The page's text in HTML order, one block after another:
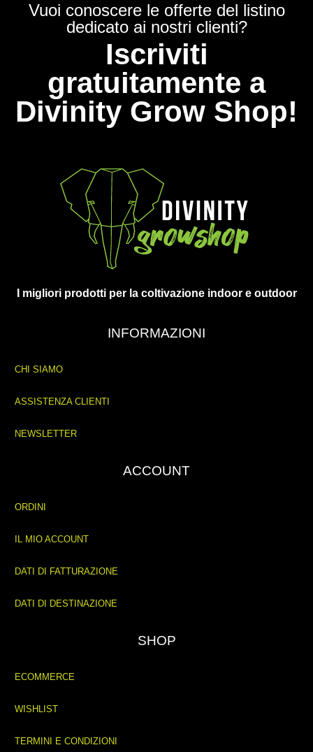
Vuoi conoscere le offerte del listino
dedicato ai nostri clienti?
Iscriviti
gratuitamente a
Divinity Grow Shop!
I migliori prodotti per la coltivazione indoor e outdoor
INFORMAZIONI
CHI SIAMO
ASSISTENZA CLIENTI
NEWSLETTER
ACCOUNT
ORDINI
IL MIO ACCOUNT
DATI DI FATTURAZIONE
DATI DI DESTINAZIONE
SHOP
ECOMMERCE
WISHLIST
TERMINI E CONDIZIONI